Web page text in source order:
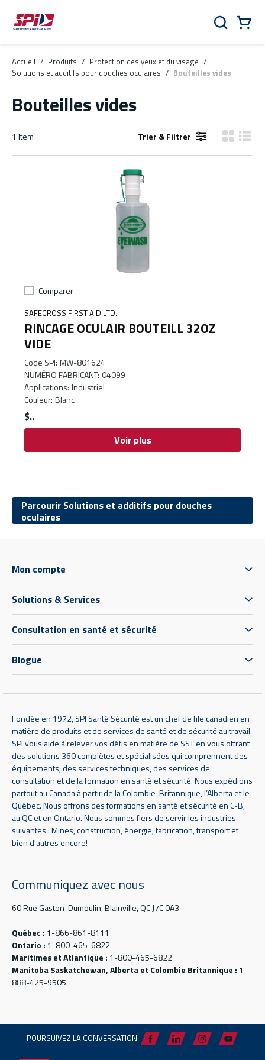
Aller au contenu principal
Skip to menu
Skip to footer
Rechercher
Accueil / Produits / Protection des yeux et du visage /
Solutions et additifs pour douches oculaires / Bouteilles vides
Bouteilles vides
1 Item Trier & Filtrer Vue grille
Vue
Comparer
SAFECROSS FIRST AID LTD.
RINCAGE OCULAIR BOUTEILL 32OZ
VIDE
Code SPI: MW-801624
NUMÉRO FABRICANT: 04099
Applications: Industriel
Couleur: Blanc
$
Voir plus
Parcourir Solutions et additifs pour douches
oculaires
Mon compte
Solutions & Services
Consultation en santé et sécurité
Blogue
Fondée en 1972, SPI Santé Sécurité est un chef de file canadien en
matière de produits et de services de santé et de sécurité au travail.
SPI vous aide à relever vos défis en matière de SST en vous offrant
des solutions 360 complètes et spécialisées qui comprennent des
équipements, des services techniques, des services de
consultation et de la formation en santé et sécurité. Nous expédions
partout au Canada à partir de la Colombie-Britannique, l’Alberta et le
Québec. Nous offrons des formations en santé et sécurité en C-B,
au QC et en Ontario. Nous sommes fiers de servir les industries
suivantes : Mines, construction, énergie, fabrication, transport et
bien d'autres encore!
Communiquez avec nous
60 Rue Gaston-Dumoulin, Blainville, QC J7C 0A3
Québec : 1-866-861-8111
Ontario : 1-800-465-6822
Maritimes et Atlantique : 1-800-465-6822
Manitoba Saskatchewan, Alberta et Colombie Britannique : 1-
888-425-9505
POURSUIVEZ LA CONVERSATION